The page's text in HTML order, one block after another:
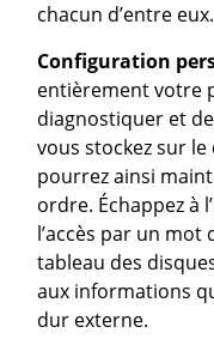
chacun d’entre eux.
Configuration
entièrement votre
diagnostiquer et
vous stockez sur
pourrez ainsi
ordre. Échappez à
l’accès par un mot
tableau des
aux informations
dur externe.